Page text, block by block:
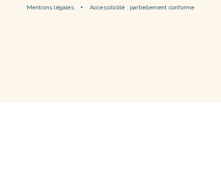
Mentions légales
Accessibilité : partiellement conforme